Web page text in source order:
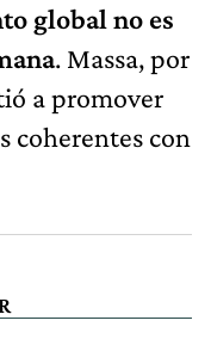
global no es
. Massa, por
a promover
coherentes con